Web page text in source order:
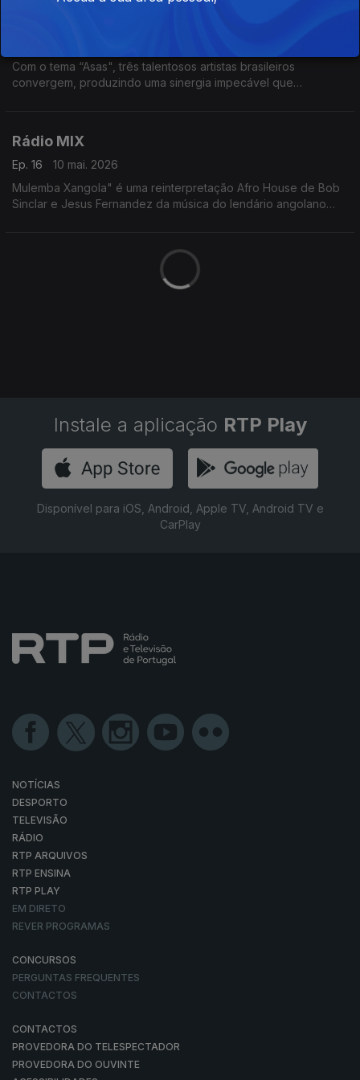
Com o tema “Asas", três talentosos artistas brasileiros
convergem, produzindo uma sinergia impecável que
Rádio MIX
Ep. 16
10 mai. 2026
Mulemba Xangola" é uma reinterpretação Afro House de Bob
Sinclar e Jesus Fernandez da música do lendário angolano
Instale a aplicação RTP Play
Disponível para iOS, Android, Apple TV, Android TV e
CarPlay
NOTÍCIAS
DESPORTO
TELEVISÃO
RÁDIO
RTP ARQUIVOS
RTP ENSINA
RTP PLAY
EM DIRETO
REVER PROGRAMAS
CONCURSOS
PERGUNTAS FREQUENTES
CONTACTOS
CONTACTOS
PROVEDORA DO TELESPECTADOR
PROVEDORA DO OUVINTE